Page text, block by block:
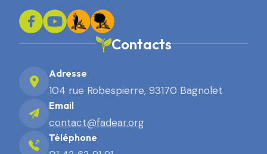
Contacts
Adresse
104 rue Robespierre, 93170 Bagnolet
Email
contact@fadear.org
Téléphone